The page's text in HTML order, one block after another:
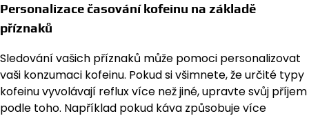
Personalizace časování kofeinu na základě
příznaků
Sledování vašich příznaků může pomoci personalizovat
vaši konzumaci kofeinu. Pokud si všimnete, že určité typy
kofeinu vyvolávají reflux více než jiné, upravte svůj příjem
podle toho. Například pokud káva způsobuje více